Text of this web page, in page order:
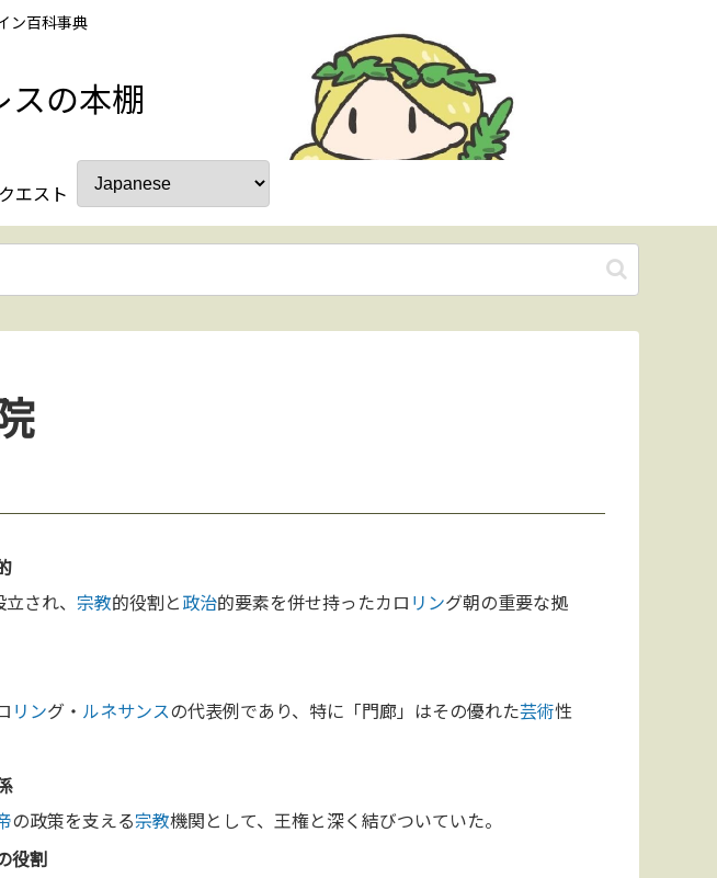
ン百科事典
スの本棚
エスト
され、 宗教的役割と政治的要素を併せ持ったカロ リング朝の重要な拠
リング・ ルネサンスの代表例であり、特に「門廊」はその優れた芸術性
の政策を支える宗教機関として、王権と深く結びついていた。
役割